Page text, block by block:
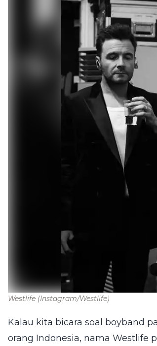
Westlife (Instagram/Westlife)
Kalau kita bicara soal boyband
orang Indonesia, nama Westlife